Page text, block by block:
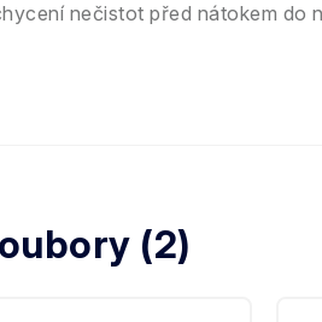
nečistot před nátokem do
(2)